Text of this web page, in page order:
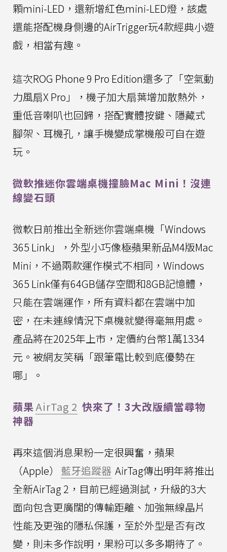
顆mini-LED，還新增紅色mini-LED燈，該處
還能搭配機身側邊的AirTrigger玩4款經典小遊
戲，相當有趣。
這次ROG Phone 9 Pro Edition還多了「空氣動
力風扇X Pro」，機子加大扇葉增加散熱外，
重低音喇叭也回歸，搭配實體按鍵、隱藏式
腳架、耳機孔，讓手機變成掌機般可自在遊
玩。
微軟推迷你雲端桌機撞臉Mac Mini！沒連
線變石頭
微軟日前推出全新迷你雲端桌機「Windows
365 Link」，外型小巧像極蘋果新品M4版Mac
Mini，不過兩款運作模式不相同，Windows
365 Link僅有64GB儲存空間和8GB記憶體，
只能在雲端運作，所有資料都在雲端中加
密，在未連線情況下桌機就變得毫無用處。
產品將在2025年上市，定價約台幣1萬1334
元。被網友笑稱「跟筆電比較到底優勢在
哪」。
蘋果AirTag 2 快來了！3大改版續當尋物
神器
再來這個消息果粉一定很興奮，蘋果
（Apple）
藍牙追蹤器 AirTag傳出明年將推出
全新AirTag 2，目前已經過測試，升級的3大
面向包含更廣闊的傳輸距離、加強無線晶片
性能及更強的隱私保護，至於外型是否有改
變，則未多作說明，果粉可以多多期待了。